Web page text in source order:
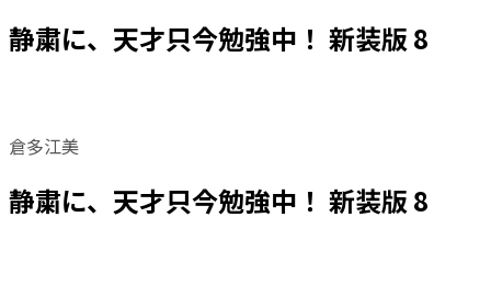
静粛に、天才只今勉強中！ 新装版 8
倉多江美
静粛に、天才只今勉強中！ 新装版 8